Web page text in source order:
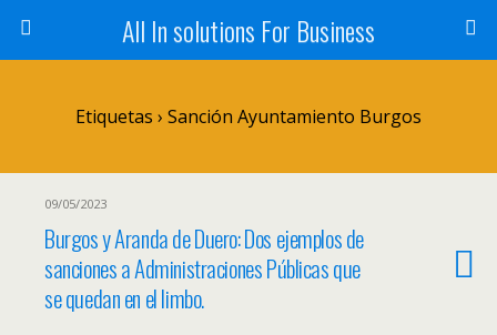
All In solutions For Business
Etiquetas › Sanción Ayuntamiento Burgos
09/05/2023
Burgos y Aranda de Duero: Dos ejemplos de
sanciones a Administraciones Públicas que
se quedan en el limbo.